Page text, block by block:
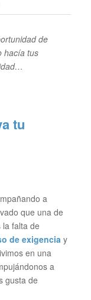
de
hacía tus
tu
a
que una de
falta de
de exigencia y
en una
a
gusta de